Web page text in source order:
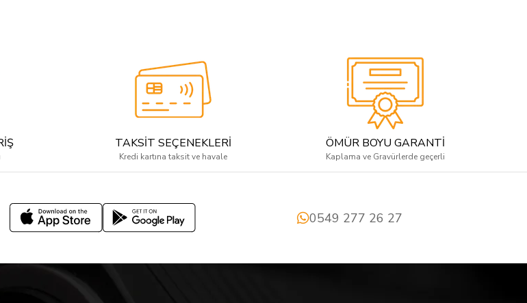
TAKSİT SEÇENEKLERİ
Kredi kartına taksit ve havale
ÖMÜR BOYU GARANTİ
Kaplama ve Gravürlerde geçerli
0549 277 26 27